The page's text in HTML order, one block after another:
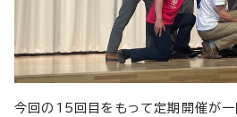
今回の15回目をもって定期開催が一